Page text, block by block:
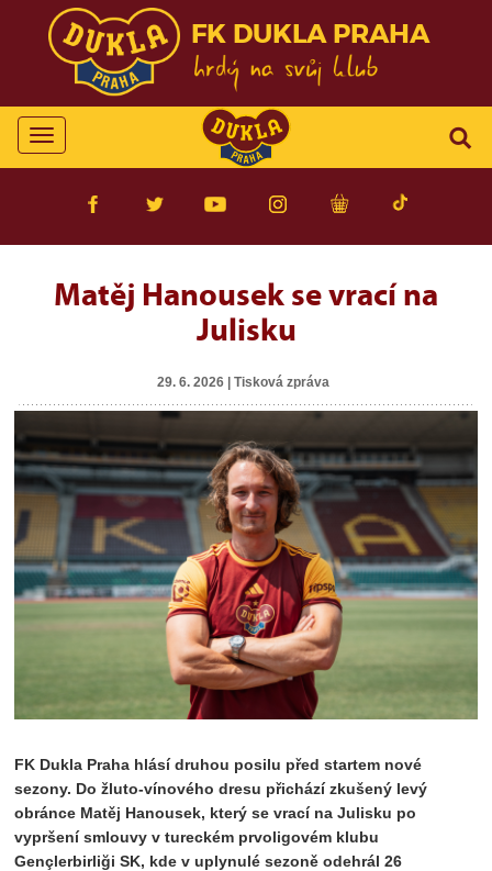
FK DUKLA PRAHA
Toggle
navigation
Matěj Hanousek se vrací na
Julisku
29. 6. 2026 | Tisková zpráva
FK Dukla Praha hlásí druhou posilu před startem nové
sezony. Do žluto-vínového dresu přichází zkušený levý
obránce Matěj Hanousek, který se vrací na Julisku po
vypršení smlouvy v tureckém prvoligovém klubu
Gençlerbirliği SK, kde v uplynulé sezoně odehrál 26